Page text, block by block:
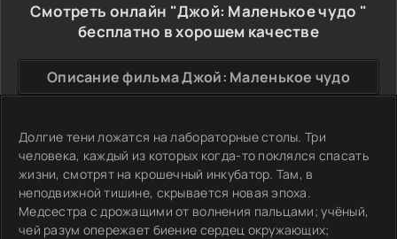
Смотреть онлайн "Джой: Маленькое чудо "
бесплатно в хорошем качестве
Описание фильма Джой: Маленькое чудо
Долгие тени ложатся на лабораторные столы. Три
человека, каждый из которых когда-то поклялся спасать
жизни, смотрят на крошечный инкубатор. Там, в
неподвижной тишине, скрывается новая эпоха.
Медсестра с дрожащими от волнения пальцами; учёный,
чей разум опережает биение сердец окружающих;